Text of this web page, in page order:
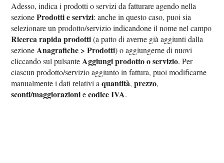
Adesso, indica i prodotti o servizi da fatturare agendo nella
sezioneProdotti e servizi: anche in questo caso, puoi sia
selezionare un prodotto/servizio indicandone il nome nel campo
Ricerca rapida prodotti(a patto di averne già aggiunti dalla
sezioneAnagrafiche > Prodotti) o aggiungerne di nuovi
cliccando sul pulsanteAggiungi prodotto o servizio. Per
ciascun prodotto/servizio aggiunto in fattura, puoi modificarne
manualmente i dati relativi aquantità,prezzo,
sconti/maggiorazioniecodice IVA.